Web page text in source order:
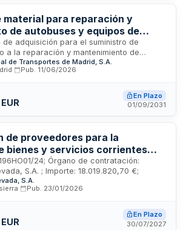
mediante un procedimiento de compra
tiempos y costes de adquisición.
material para reparación y
de autobuses y equipos de
Municipal de Transportes de
de adquisición para el suministro de
a la reparación y mantenimiento de
auxiliares y equipos de taller de la
de Transportes de Madrid. La licitación
hierros y artículos de
químicos, y vestuario con equipos de
ordinaria y presentación
por el Real Decreto-ley 3/2020 y
del sector público.
de Transportes de Madrid, S.A.
Pub. 11/06/2026
En Plazo
01/09/2031
de proveedores para la
bienes y servicios corrientes
el mercado para Cetursa Sierra
24; Órgano de contratación:
S.A. ; Importe: 18.019.820,70 €;
S.A.
Pub. 23/01/2026
En Plazo
30/07/2027